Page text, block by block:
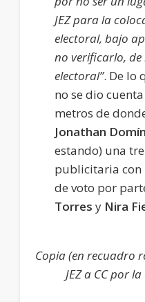
JEZ para la
electoral, bajo
no verificarlo,
electoral”. De lo
no se dio
metros de
Jonathan
estando) una
publicitaria con
de voto por
Torres y Nira
Copia (en recuadro
JEZ a CC por